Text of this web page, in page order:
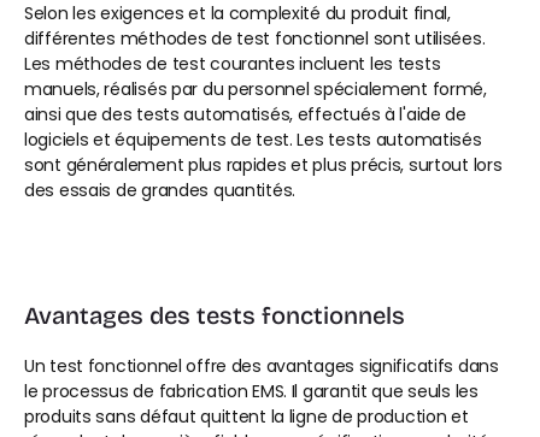
Selon les exigences et la complexité du produit final,
différentes méthodes de test fonctionnel sont utilisées.
Les méthodes de test courantes incluent les tests
manuels, réalisés par du personnel spécialement formé,
ainsi que des tests automatisés, effectués à l'aide de
logiciels et équipements de test. Les tests automatisés
sont généralement plus rapides et plus précis, surtout lors
des essais de grandes quantités.
Avantages des tests fonctionnels
Un test fonctionnel offre des avantages significatifs dans
le processus de fabrication EMS. Il garantit que seuls les
produits sans défaut quittent la ligne de production et